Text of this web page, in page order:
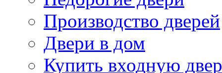
Производство дверей
Двери в дом
Купить входную